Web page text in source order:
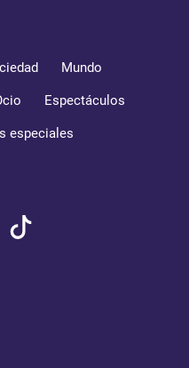
Mundo
Espectáculos
especiales